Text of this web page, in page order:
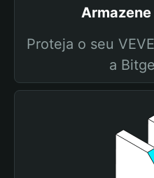
Armazene
Proteja o seu
a